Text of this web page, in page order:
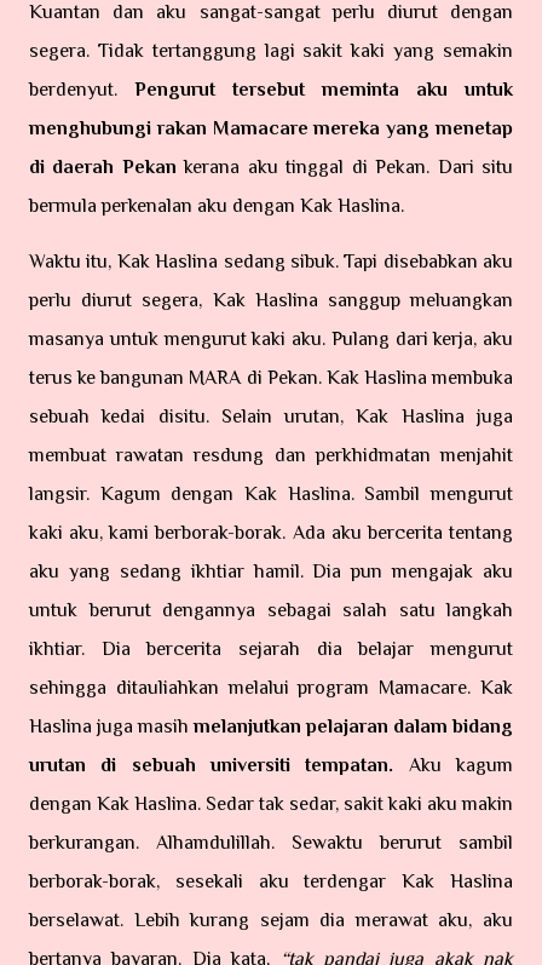
Kuantan dan aku sangat-sangat perlu diurut dengan
segera. Tidak tertanggung lagi sakit kaki yang semakin
berdenyut. Pengurut tersebut meminta aku untuk
menghubungi rakan Mamacare mereka yang menetap
di daerah Pekan kerana aku tinggal di Pekan. Dari situ
bermula perkenalan aku dengan Kak Haslina.
Waktu itu, Kak Haslina sedang sibuk. Tapi disebabkan aku
perlu diurut segera, Kak Haslina sanggup meluangkan
masanya untuk mengurut kaki aku. Pulang dari kerja, aku
terus ke bangunan MARA di Pekan. Kak Haslina membuka
sebuah kedai disitu. Selain urutan, Kak Haslina juga
membuat rawatan resdung dan perkhidmatan menjahit
langsir. Kagum dengan Kak Haslina. Sambil mengurut
kaki aku, kami berborak-borak. Ada aku bercerita tentang
aku yang sedang ikhtiar hamil. Dia pun mengajak aku
untuk berurut dengannya sebagai salah satu langkah
ikhtiar. Dia bercerita sejarah dia belajar mengurut
sehingga ditauliahkan melalui program Mamacare. Kak
Haslina juga masihmelanjutkan pelajaran dalam bidang
urutan di sebuah universiti tempatan. Aku kagum
dengan Kak Haslina. Sedar tak sedar, sakit kaki aku makin
berkurangan. Alhamdulillah. Sewaktu berurut sambil
berborak-borak, sesekali aku terdengar Kak Haslina
berselawat. Lebih kurang sejam dia merawat aku, aku
bertanya bayaran. Dia kata,
“tak pandai juga akak nak